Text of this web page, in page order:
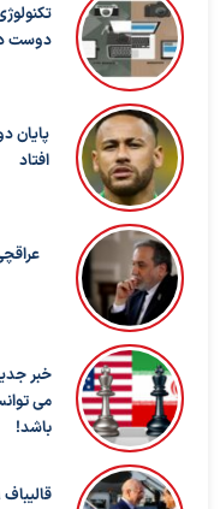
دوست
پایان
افتاد
خبر
می
باشد!